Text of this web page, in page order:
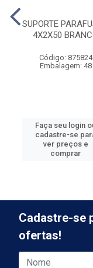
SUPORTE
4X2X50
Código: 875824
Embalagem: 48
Faça seu login
cadastre-se
ver preços e
comprar
Cadastre-se
ofertas!